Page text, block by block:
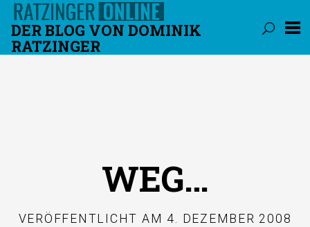
DER BLOG VON DOMINIK
RATZINGER
WEG…
VERÖFFENTLICHT AM 4. DEZEMBER 2008